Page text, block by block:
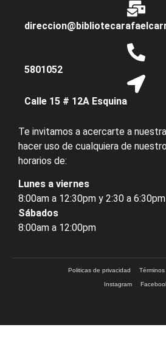
5801052
Calle 15 # 12A Esquina
Te invitamos a acercarte a
hacer uso de cualquiera de
horarios de:
Lunes a viernes
8:00am a 12:30pm y 2:30 a 6:30pm
Sábados
8:00am a 12:00pm
Politicas de privacidad
Instagram